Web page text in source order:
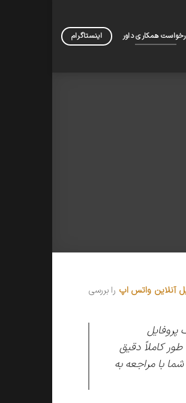
همکاری داور اینستاگرام
آنلاین واتس اپ را بررسی
کاملاً دقیق
با مراجعه به